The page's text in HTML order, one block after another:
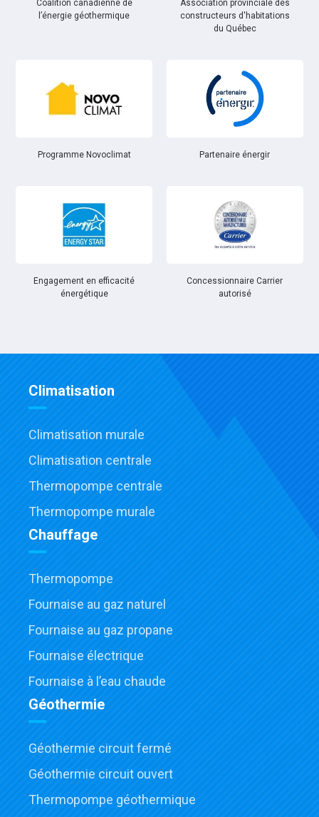
Coalition canadienne de
l’énergie géothermique
Association provinciale des
constructeurs d'habitations
du Québec
Programme Novoclimat Partenaire énergir
Engagement en efficacité
énergétique
Concessionnaire Carrier
autorisé
Climatisation
Climatisation murale
Climatisation centrale
Thermopompe centrale
Thermopompe murale
Chauffage
Thermopompe
Fournaise au gaz naturel
Fournaise au gaz propane
Fournaise électrique
Fournaise à l’eau chaude
Géothermie
Géothermie circuit fermé
Géothermie circuit ouvert
Thermopompe géothermique